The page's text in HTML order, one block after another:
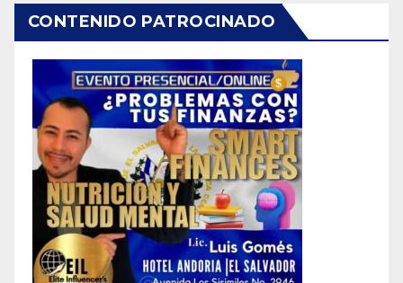
CONTENIDO PATROCINADO